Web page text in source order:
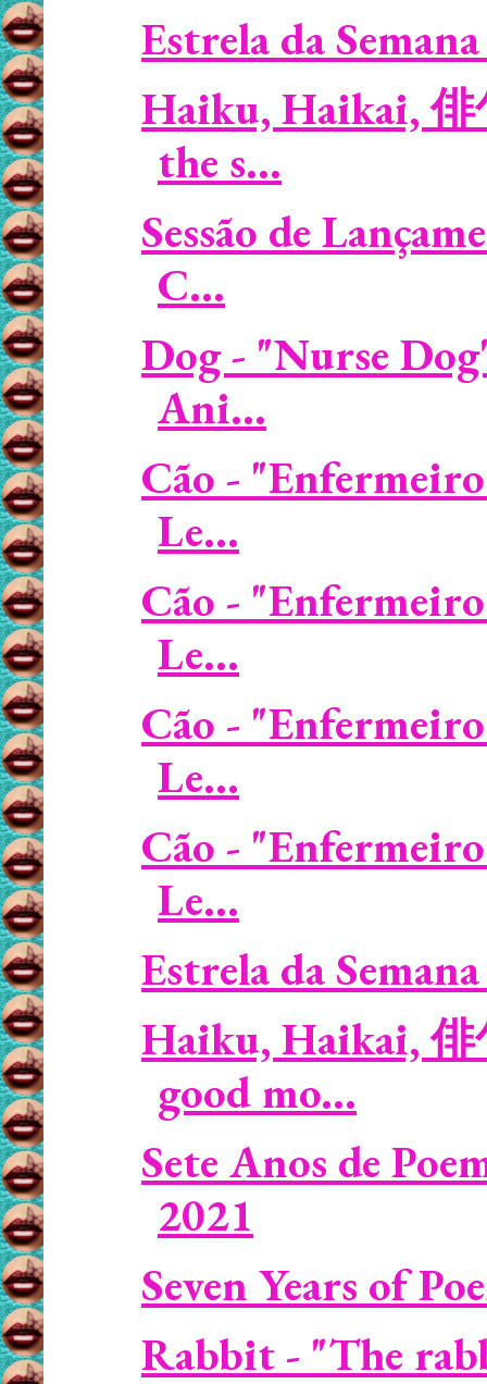
Estrela da
Haiku, Haikai, 俳
the s...
Sessão de
C...
Dog - "Nurse
Ani...
Cão -
Le...
Cão -
Le...
Cão -
Le...
Cão -
Le...
Estrela da
Haiku, Haikai,
good mo...
Sete Anos de
2021
Seven Years of
Rabbit - "The